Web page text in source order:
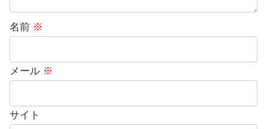
名前 ※
メール ※
サイト